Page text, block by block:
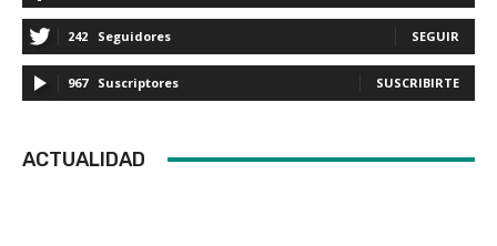
242 Seguidores SEGUIR
967 Suscriptores SUSCRIBIRTE
ACTUALIDAD